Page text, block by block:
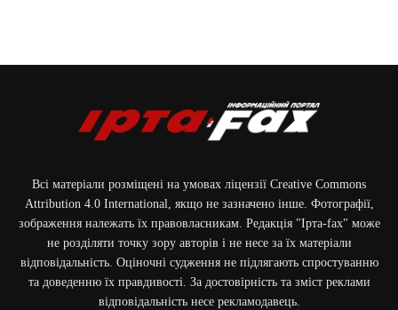
Всі матеріали розміщені на умовах ліцензії Creative Commons
Attribution 4.0 International, якщо не зазначено інше. Фотографії,
зображення належать їх правовласникам. Редакція "Ірта-fax" може
не розділяти точку зору авторів і не несе за їх матеріали
відповідальність. Оціночні судження не підлягають спростуванню
та доведенню їх правдивості. За достовірність та зміст реклами
відповідальність несе рекламодавець.